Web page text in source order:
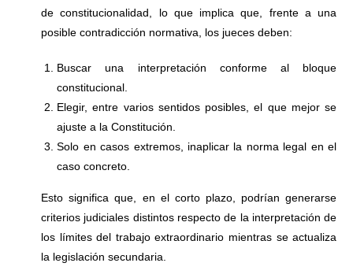
de constitucionalidad, lo que implica que, frente a una
posible contradicción normativa, los jueces deben:
Buscar una interpretación conforme al bloque
constitucional.
Elegir, entre varios sentidos posibles, el que mejor se
ajuste a la Constitución.
Solo en casos extremos, inaplicar la norma legal en el
caso concreto.
Esto significa que, en el corto plazo, podrían generarse
criterios judiciales distintos respecto de la interpretación de
los límites del trabajo extraordinario mientras se actualiza
la legislación secundaria.